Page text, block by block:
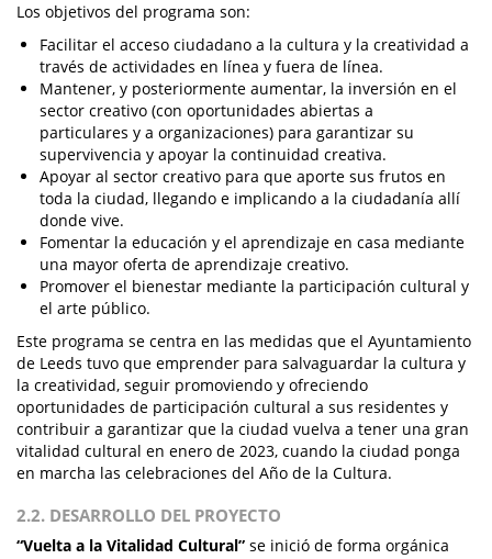
Los objetivos del programa son:
Facilitar el acceso ciudadano a la cultura y la creatividad a
través de actividades en línea y fuera de línea.
Mantener, y posteriormente aumentar, la inversión en el
sector creativo (con oportunidades abiertas a
particulares y a organizaciones) para garantizar su
supervivencia y apoyar la continuidad creativa.
Apoyar al sector creativo para que aporte sus frutos en
toda la ciudad, llegando e implicando a la ciudadanía allí
donde vive.
Fomentar la educación y el aprendizaje en casa mediante
una mayor oferta de aprendizaje creativo.
Promover el bienestar mediante la participación cultural y
el arte público.
Este programa se centra en las medidas que el Ayuntamiento
de Leeds tuvo que emprender para salvaguardar la cultura y
la creatividad, seguir promoviendo y ofreciendo
oportunidades de participación cultural a sus residentes y
contribuir a garantizar que la ciudad vuelva a tener una gran
vitalidad cultural en enero de 2023, cuando la ciudad ponga
en marcha las celebraciones del Año de la Cultura.
2.2. DESARROLLO DEL PROYECTO
“Vuelta a la Vitalidad Cultural” se inició de forma orgánica